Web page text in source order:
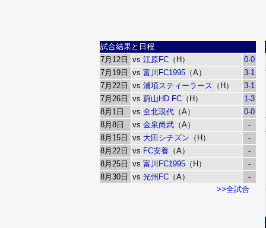
試合結果と日程
7月12日
vs 江原FC （H）
0-0
7月19日
vs 富川FC1995 （A）
3-1
7月22日
vs 浦項スティーラース （H）
3-1
7月26日
vs 蔚山HD FC （H）
1-3
8月1日
vs 全北現代 （A）
0-0
8月8日
vs 金泉尚武 （A）
-
8月15日
vs 大田シチズン （H）
-
8月22日
vs FC安養 （A）
-
8月25日
vs 富川FC1995 （H）
-
8月30日
vs 光州FC （A）
-
>>全試合